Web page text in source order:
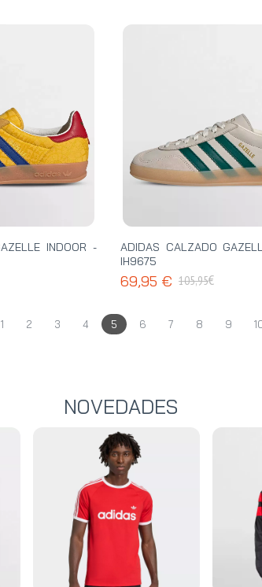
INDOOR -
ADIDAS CALZADO
IH9675
69,95 € 105,95€
1 2 3 4 5 6 7 8 9
NOVEDADES